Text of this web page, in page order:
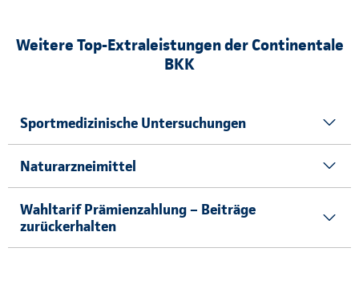
Weitere Top-Extraleistungen der Continentale
BKK
Sportmedizinische Untersuchungen
Naturarzneimittel
Wahltarif Prämienzahlung – Beiträge
zurückerhalten